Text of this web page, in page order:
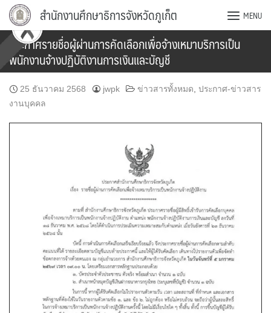
Skip
content
สำนักงานศึกษาธิการจังหวัดภูเก็ต MENU
ประกาศรายชื่อผู้ผ่านการคัดเลือกเพื่อจ้างเหมาบริการเป็น
พนักงานจ้างปฏิบัติงานการเงินและบัญชี
25 ธันวาคม 2568 jwpk ข่าวสารทั้งหมด ประกาศ-ข่าวสาร
งานบุคคล